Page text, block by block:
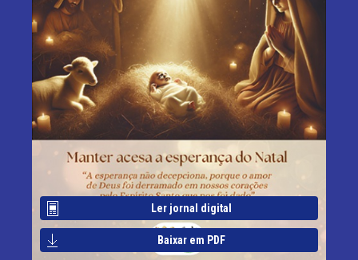
Ler jornal digital
Baixar em PDF